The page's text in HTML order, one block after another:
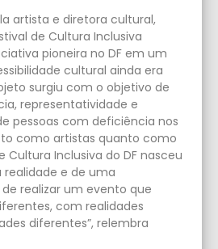
artista e diretora cultural,
de Cultura Inclusiva
pioneira no DF em um
cultural ainda era
surgiu com o objetivo de
representatividade e
pessoas com deficiência nos
como artistas quanto como
Cultura Inclusiva do DF nasceu
e de uma
realizar um evento que
com realidades
diferentes”, relembra